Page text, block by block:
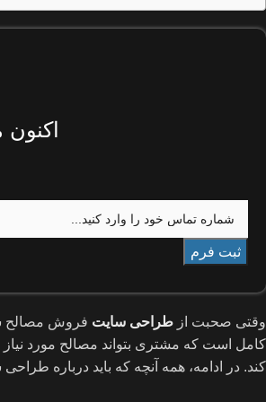
وقتی صحبت از طراحی سایت فروش مصالح
کامل است که مشتری بتواند مصالح مورد
کند. در ادامه، همه آنچه که باید درباره